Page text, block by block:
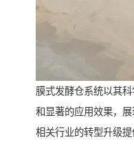
膜式发酵仓系统以其
和显著的应用效果，
相关行业的转型升级提